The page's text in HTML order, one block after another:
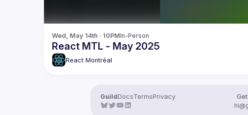
Wed, May 14th · 10PMIn-Person
React MTL - May 2025
React Montréal
GuildDocsTermsPrivacy